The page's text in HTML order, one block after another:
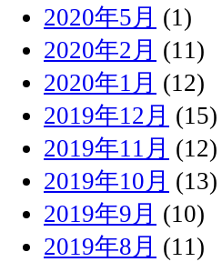
2020年5月 (1)
2020年2月 (11)
2020年1月 (12)
2019年12月 (15)
2019年11月 (12)
2019年10月 (13)
2019年9月 (10)
2019年8月 (11)